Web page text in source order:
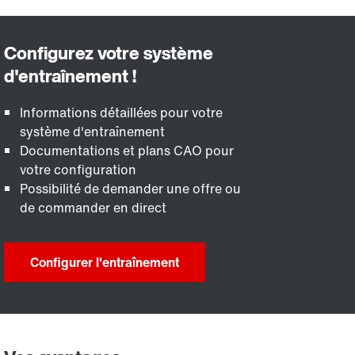
Informations détaillées pour votre
système d'entraînement
Documentations et plans CAO pour
votre configuration
Possibilité de demander une offre ou
de commander en direct
Configurer l'entraînement